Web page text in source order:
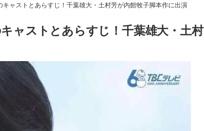
ャストとあらすじ！千葉雄大・土村芳が内館牧子脚本作に出演
ャストとあらすじ！千葉雄大・土村